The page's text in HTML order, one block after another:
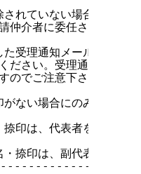
れていない場合は、申
介者に委任されたもの
受理通知メールをその
さい。受理通知メール
でご注意下さい。
ない場合にのみ必要です
印は、代表者を変更す
捺印は、副代表者を変